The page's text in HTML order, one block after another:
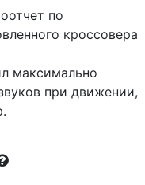
по
кроссовера
максимально
при движении,